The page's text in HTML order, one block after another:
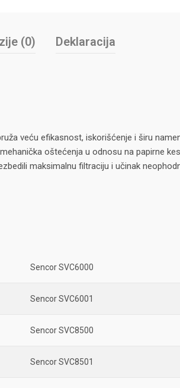
(0) Deklaracija
veću efikasnost, iskorišćenje i širu
oštećenja u odnosu na papirne
maksimalnu filtraciju i učinak
Sencor SVC6000
Sencor SVC6001
Sencor SVC8500
Sencor SVC8501